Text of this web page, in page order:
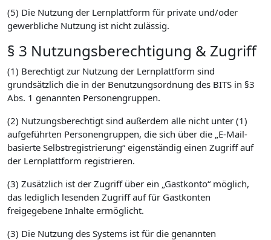
(5) Die Nutzung der Lernplattform für private und/oder
gewerbliche Nutzung ist nicht zulässig.
§ 3 Nutzungsberechtigung & Zugriff
(1) Berechtigt zur Nutzung der Lernplattform sind
grundsätzlich die in der Benutzungsordnung des BITS in §3
Abs. 1 genannten Personengruppen.
(2) Nutzungsberechtigt sind außerdem alle nicht unter (1)
aufgeführten Personengruppen, die sich über die „E-Mail-
basierte Selbstregistrierung“ eigenständig einen Zugriff auf
der Lernplattform registrieren.
(3) Zusätzlich ist der Zugriff über ein „Gastkonto“ möglich,
das lediglich lesenden Zugriff auf für Gastkonten
freigegebene Inhalte ermöglicht.
(3) Die Nutzung des Systems ist für die genannten